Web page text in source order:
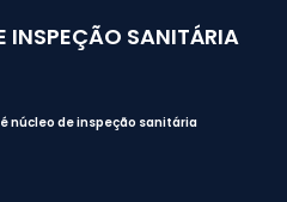
INSPEÇÃO SANITÁRIA
núcleo de inspeção sanitária